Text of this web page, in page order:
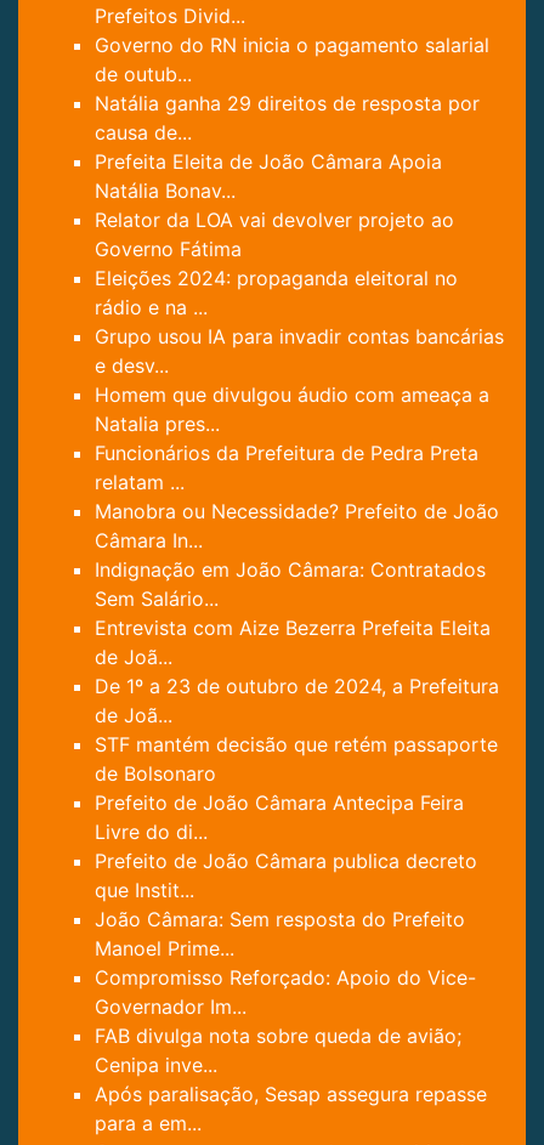
Prefeitos Divid...
Governo do RN inicia o pagamento salarial
de outub...
Natália ganha 29 direitos de resposta por
causa de...
Prefeita Eleita de João Câmara Apoia
Natália Bonav...
Relator da LOA vai devolver projeto ao
Governo Fátima
Eleições 2024: propaganda eleitoral no
rádio e na ...
Grupo usou IA para invadir contas bancárias
e desv...
Homem que divulgou áudio com ameaça a
Natalia pres...
Funcionários da Prefeitura de Pedra Preta
relatam ...
Manobra ou Necessidade? Prefeito de João
Câmara In...
Indignação em João Câmara: Contratados
Sem Salário...
Entrevista com Aize Bezerra Prefeita Eleita
de Joã...
De 1º a 23 de outubro de 2024, a Prefeitura
de Joã...
STF mantém decisão que retém passaporte
de Bolsonaro
Prefeito de João Câmara Antecipa Feira
Livre do di...
Prefeito de João Câmara publica decreto
que Instit...
João Câmara: Sem resposta do Prefeito
Manoel Prime...
Compromisso Reforçado: Apoio do Vice-
Governador Im...
FAB divulga nota sobre queda de avião;
Cenipa inve...
Após paralisação, Sesap assegura repasse
para a em...